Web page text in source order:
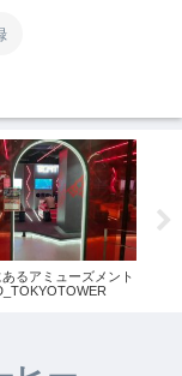
るアミューズメント